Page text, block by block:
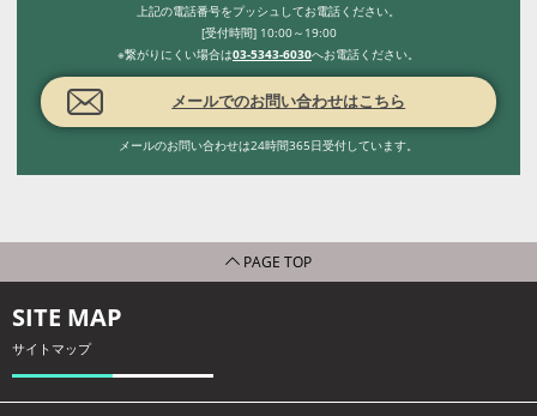
上記の電話番号をプッシュしてお電話ください。
[受付時間] 10:00～19:00
※繋がりにくい場合は03-5343-6030へお電話ください。
メールでのお問い合わせはこちら
メールのお問い合わせは24時間365日受付しています。
PAGE TOP
SITE MAP
サイトマップ